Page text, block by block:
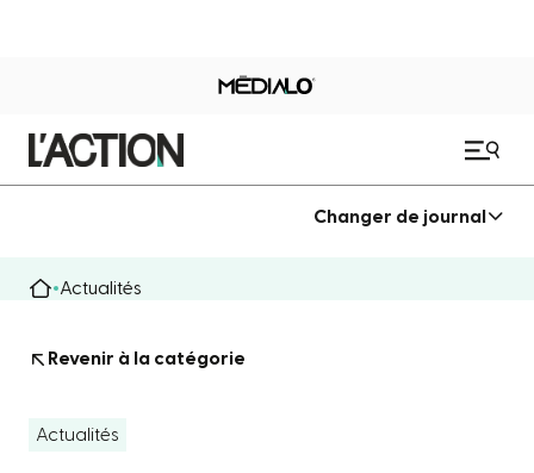
Changer de journal
Actualités
Revenir à la catégorie
Actualités